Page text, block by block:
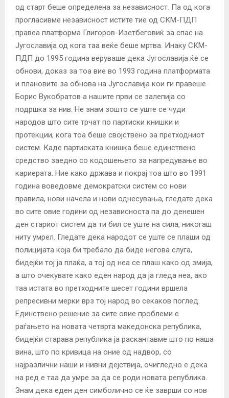
од старт беше определена за независност. Па од кога
прогласивме независност истите тие од СКМ-ПДП
правеа платформа Глигоров-Изетбеговиќ за спас на
Југославија од кога таа веќе беше мртва. Инаку СКМ-
ПДП до 1995 година веруваше дека Југославија ќе се
обнови, доказ за тоа вие во 1993 година платформата
и плановите за обнова на Југославија кои ги правеше
Борис Вукобратов а нашите први се залепија со
подршка за нив. Не знам зошто се уште се чуди
народов што сите трчат по партиски книшки и
протекции, кога тоа беше својствено за претходниот
систем. Каде партиската книшка беше единствено
средство заедно со кодошењето за напредување во
кариерата. Ние како држава и покрај тоа што во 1991
година воведовме демократски систем со нови
правила, нови начела и нови однесувања, гледате дека
во сите овие години од независноста па до денешен
ден стариот систем да ти бил се уште на сила, никогаш
ниту умрел. Гледате дека народот се уште се плаши од
полицијата која би требало да биде негова слуга,
бидејќи тој ја плаќа, а тој од неа се плаш како од змија,
а што очекувате како еден народ да ја гледа неа, ако
таа истата во претходните шесет години вршела
репресивни мерки врз тој народ во секаков поглед.
Единствено решение за сите овие проблеми е
раѓањето на новата четврта македонска република,
бидејќи старава република ја раскантавме што по наша
вина, што по кривица на оние од надвор, со
најразлични наши и нивни дејствија, очигледно е дека
на ред е таа да умре за да се роди новата република.
Знам дека еден ден симболично се ќе заврши со нов